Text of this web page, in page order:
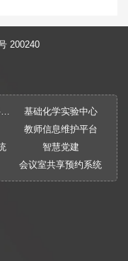
200240
变革性分子前沿科学中心
基础化学实验中心
教师信息维护平台
智慧党建
会议室共享预约系统